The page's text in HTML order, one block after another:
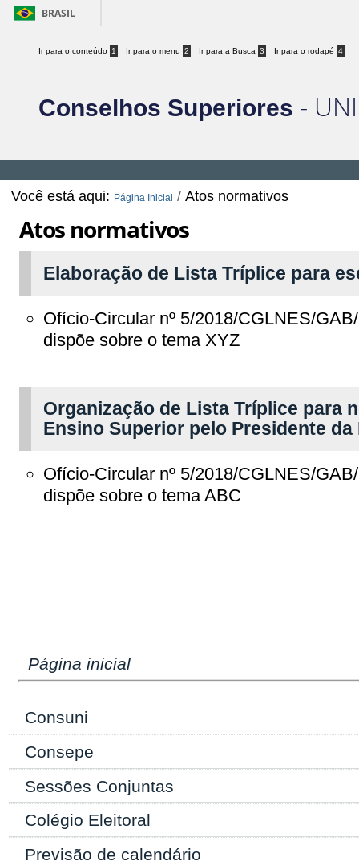
BRASIL
Ir para o conteúdo 1 Ir para o menu 2 Ir para a Busca 3 Ir para o rodapé 4
Conselhos Superiores -
Você está aqui: Página Inicial /Atos normativos
Atos normativos
Elaboração de Lista Tríplice para
Ofício-Circular nº 5/2018/CGLNES/
dispõe sobre o tema XYZ
Organização de Lista Tríplice para
Ensino Superior pelo Presidente da
Ofício-Circular nº 5/2018/CGLNES/
dispõe sobre o tema ABC
Página inicial
Consuni
Consepe
Sessões Conjuntas
Colégio Eleitoral
Previsão de calendário